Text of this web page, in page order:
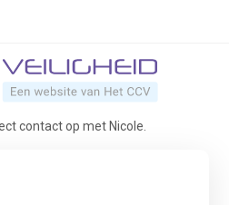
contact op met Nicole.